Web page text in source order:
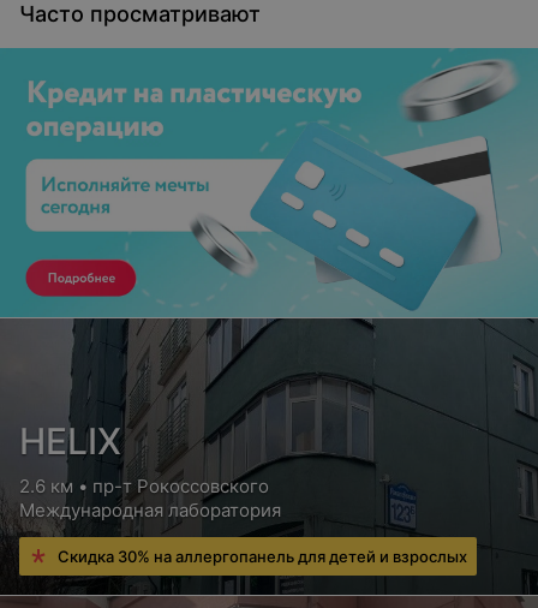
Часто просматривают
HELIX
2.6 км • пр-т Рокоссовского
Международная лаборатория
Скидка 30% на аллергопанель для детей и взрослых